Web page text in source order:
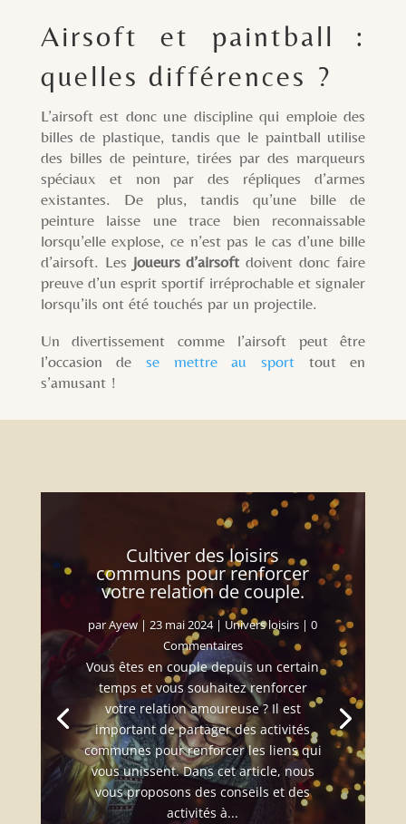
Airsoft et paintball :
quelles différences ?
L’airsoft est donc une discipline qui emploie des
billes de plastique, tandis que le paintball utilise
des billes de peinture, tirées par des marqueurs
spéciaux et non par des répliques d’armes
existantes. De plus, tandis qu’une bille de
peinture laisse une trace bien reconnaissable
lorsqu’elle explose, ce n’est pas le cas d’une bille
d’airsoft. Les joueurs d’airsoft doivent donc faire
preuve d’un esprit sportif irréprochable et signaler
lorsqu’ils ont été touchés par un projectile.
Un divertissement comme l’airsoft peut être
l’occasion dese mettre au sporttout en
s’amusant !
Cultiver des loisirs
communs pour renforcer
votre relation de couple.
parAyew |23 mai 2024| Univers loisirs | 0
Commentaires
Vous êtes en couple depuis un certain
temps et vous souhaitez renforcer
votre relation amoureuse ? Il est
important de partager des activités
communes pour renforcer les liens qui
vous unissent. Dans cet article, nous
vous proposons des conseils et des
activités à...